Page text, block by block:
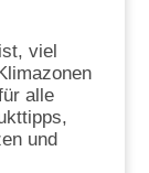
viel
alle
und